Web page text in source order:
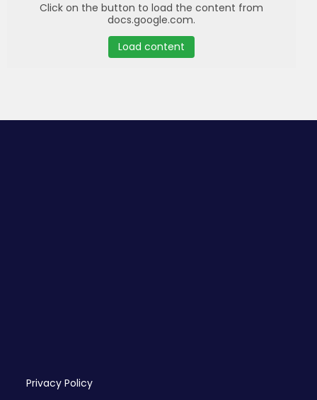
Click on the button to load the content from
docs.google.com.
Load content
Privacy Policy